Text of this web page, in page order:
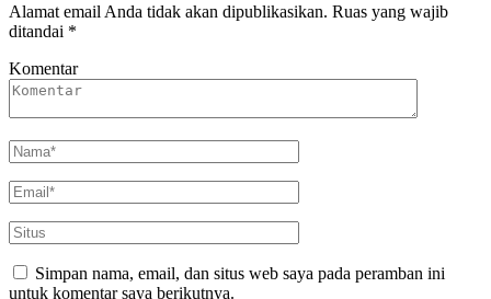
Alamat email Anda tidak akan dipublikasikan. Ruas yang wajib
ditandai *
Komentar
Simpan nama, email, dan situs web saya pada peramban ini
untuk komentar saya berikutnya.